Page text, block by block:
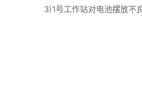
3)1号工作站对电池摆放不